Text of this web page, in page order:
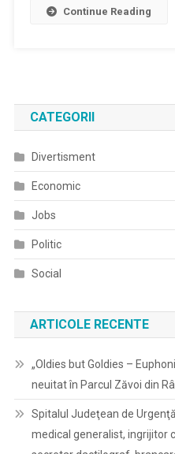
Continue Reading
CATEGORII
Divertisment
Economic
Jobs
Politic
Social
ARTICOLE RECENTE
„Oldies but Goldies –
neuitat în Parcul Zăvoi din
Spitalul Judeţean de
medical generalist, ingrijitor